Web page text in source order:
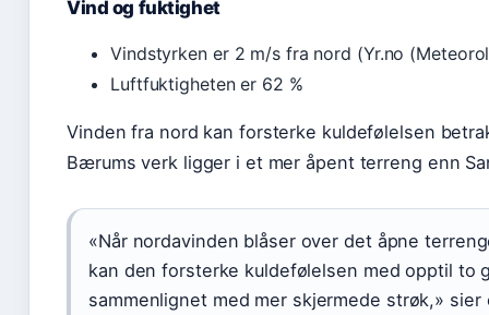
Vind og fuktighet
Vindstyrken er 2 m/s fra nord (Yr.no
Luftfuktigheten er 62 %
Vinden fra nord kan forsterke kuldefølelsen
Bærums verk ligger i et mer åpent terreng enn
«Når nordavinden blåser over det åpne
kan den forsterke kuldefølelsen med opptil to
sammenlignet med mer skjermede strøk,»